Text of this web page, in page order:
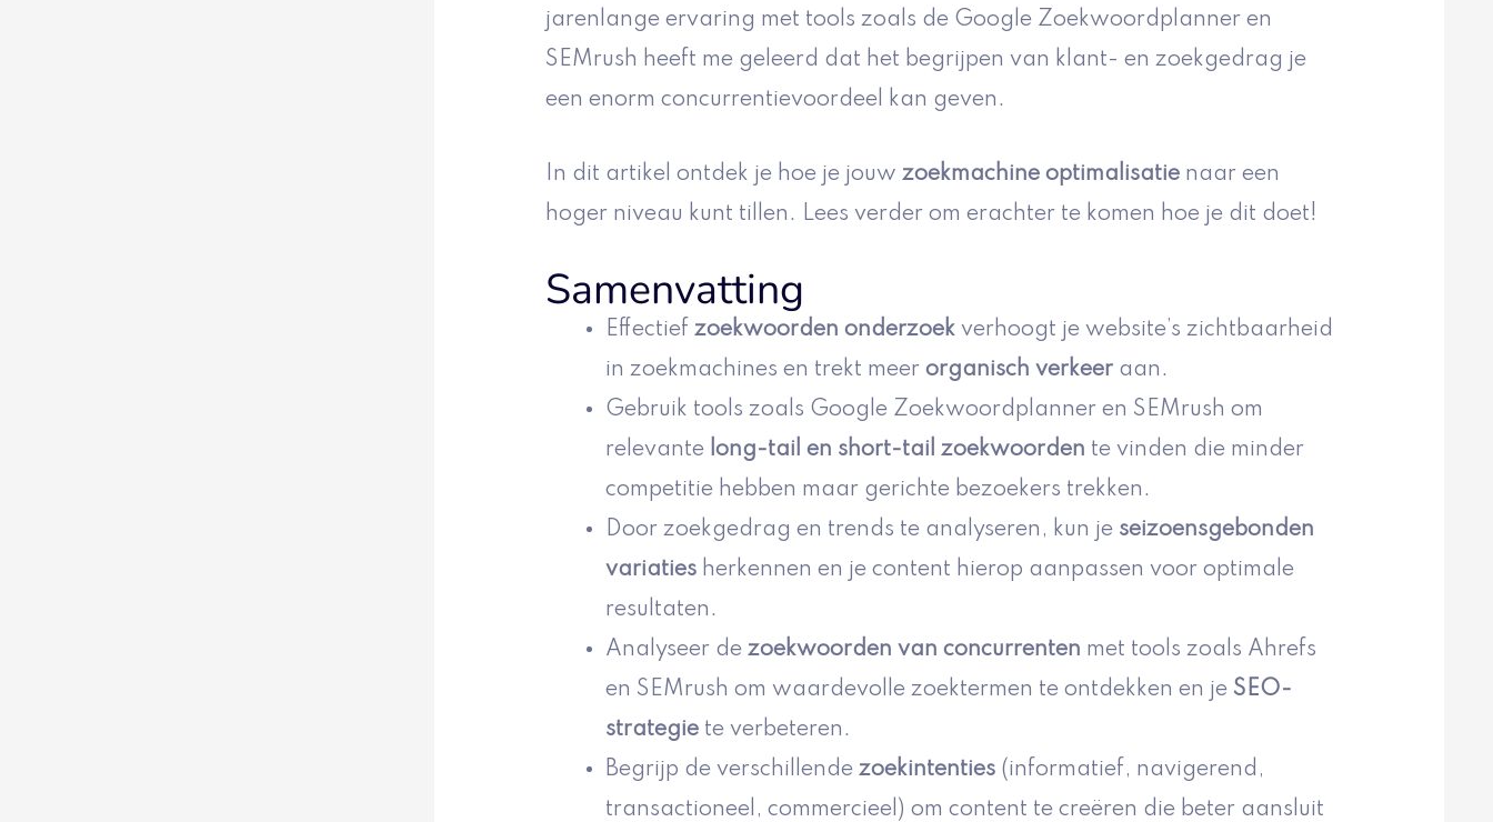
jarenlange ervaring met tools zoals de Google Zoekwoordplanner en
SEMrush heeft me geleerd dat het begrijpen van klant- en zoekgedrag je
een enorm concurrentievoordeel kan geven.
In dit artikel ontdek je hoe je jouw zoekmachine optimalisatie naar een
hoger niveau kunt tillen. Lees verder om erachter te komen hoe je dit doet!
Samenvatting
Effectief zoekwoorden onderzoek verhoogt je website’s zichtbaarheid
in zoekmachines en trekt meer organisch verkeer aan.
Gebruik tools zoals Google Zoekwoordplanner en SEMrush om
relevante long-tail en short-tail zoekwoorden te vinden die minder
competitie hebben maar gerichte bezoekers trekken.
Door zoekgedrag en trends te analyseren, kun je seizoensgebonden
variaties herkennen en je content hierop aanpassen voor optimale
resultaten.
Analyseer de zoekwoorden van concurrenten met tools zoals Ahrefs
en SEMrush om waardevolle zoektermen te ontdekken en je SEO-
strategie te verbeteren.
Begrijp de verschillende zoekintenties (informatief, navigerend,
transactioneel, commercieel) om content te creëren die beter aansluit